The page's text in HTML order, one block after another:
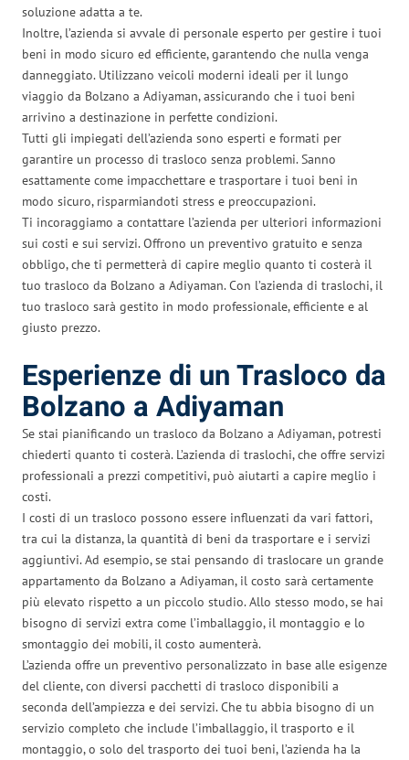
soluzione adatta a te.
Inoltre, l’azienda si avvale di personale esperto per gestire i tuoi
beni in modo sicuro ed efficiente, garantendo che nulla venga
danneggiato. Utilizzano veicoli moderni ideali per il lungo
viaggio da Bolzano a Adiyaman, assicurando che i tuoi beni
arrivino a destinazione in perfette condizioni.
Tutti gli impiegati dell’azienda sono esperti e formati per
garantire un processo di trasloco senza problemi. Sanno
esattamente come impacchettare e trasportare i tuoi beni in
modo sicuro, risparmiandoti stress e preoccupazioni.
Ti incoraggiamo a contattare l’azienda per ulteriori informazioni
sui costi e sui servizi. Offrono un preventivo gratuito e senza
obbligo, che ti permetterà di capire meglio quanto ti costerà il
tuo trasloco da Bolzano a Adiyaman. Con l’azienda di traslochi, il
tuo trasloco sarà gestito in modo professionale, efficiente e al
giusto prezzo.
Esperienze di un Trasloco da
Bolzano a Adiyaman
Se stai pianificando un trasloco da Bolzano a Adiyaman, potresti
chiederti quanto ti costerà. L’azienda di traslochi, che offre servizi
professionali a prezzi competitivi, può aiutarti a capire meglio i
costi.
I costi di un trasloco possono essere influenzati da vari fattori,
tra cui la distanza, la quantità di beni da trasportare e i servizi
aggiuntivi. Ad esempio, se stai pensando di traslocare un grande
appartamento da Bolzano a Adiyaman, il costo sarà certamente
più elevato rispetto a un piccolo studio. Allo stesso modo, se hai
bisogno di servizi extra come l’imballaggio, il montaggio e lo
smontaggio dei mobili, il costo aumenterà.
L’azienda offre un preventivo personalizzato in base alle esigenze
del cliente, con diversi pacchetti di trasloco disponibili a
seconda dell’ampiezza e dei servizi. Che tu abbia bisogno di un
servizio completo che include l’imballaggio, il trasporto e il
montaggio, o solo del trasporto dei tuoi beni, l’azienda ha la